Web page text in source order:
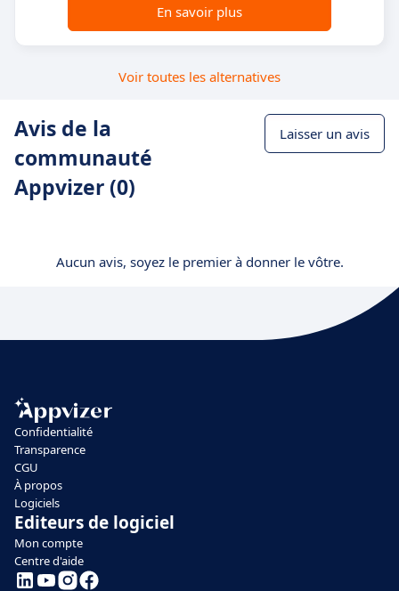
En savoir plus
Voir toutes les alternatives
Avis de la
communauté
Appvizer (0)
Laisser un avis
Aucun avis, soyez le premier à donner le vôtre.
Confidentialité
Transparence
CGU
À propos
Logiciels
Editeurs de logiciel
Mon compte
Centre d'aide